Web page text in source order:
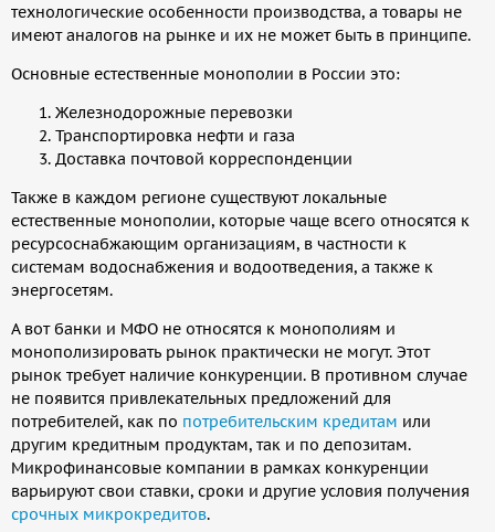
технологические особенности производства, а товары не
имеют аналогов на рынке и их не может быть в принципе.
Основные естественные монополии в России это:
Железнодорожные перевозки
Транспортировка нефти и газа
Доставка почтовой корреспонденции
Также в каждом регионе существуют локальные
естественные монополии, которые чаще всего относятся к
ресурсоснабжающим организациям, в частности к
системам водоснабжения и водоотведения, а также к
энергосетям.
А вот банки и МФО не относятся к монополиям и
монополизировать рынок практически не могут. Этот
рынок требует наличие конкуренции. В противном случае
не появится привлекательных предложений для
потребителей, как по потребительским кредитам или
другим кредитным продуктам, так и по депозитам.
Микрофинансовые компании в рамках конкуренции
варьируют свои ставки, сроки и другие условия получения
срочных микрокредитов.